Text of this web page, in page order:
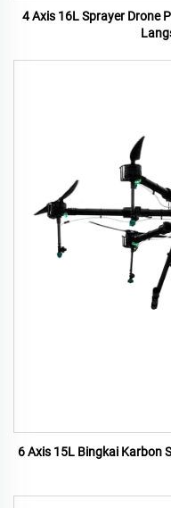
4 Axis 16L Sprayer Drone
6 Axis 15L Bingkai Karbon